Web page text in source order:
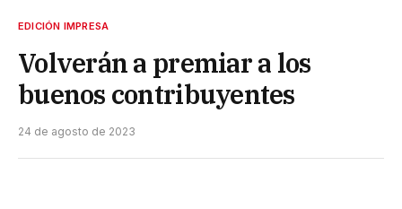
EDICIÓN IMPRESA
Volverán a premiar a los
buenos contribuyentes
24 de agosto de 2023